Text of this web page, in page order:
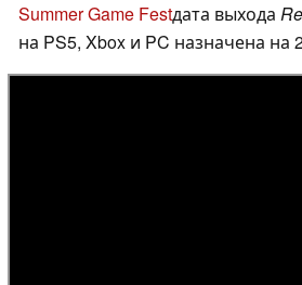
Summer Game Festдата выхода
на PS5, Xbox и PC назначена на